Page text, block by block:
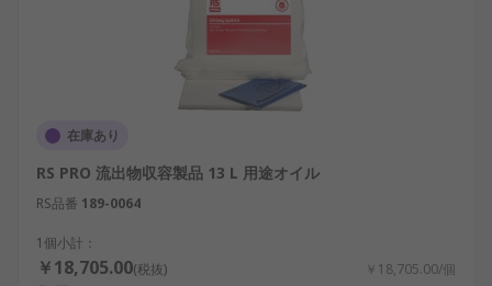
在庫あり
RS PRO 流出物収容製品 13 L 用途オイル
RS品番 189-0064
1個小計：
￥18,705.00(税抜) ￥18,705.00/個